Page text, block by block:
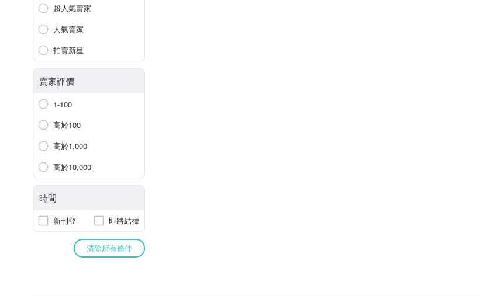
超人氣賣家
人氣賣家
拍賣新星
賣家評價
1-100
高於100
高於1,000
高於10,000
時間
新刊登 即將結標
清除所有條件